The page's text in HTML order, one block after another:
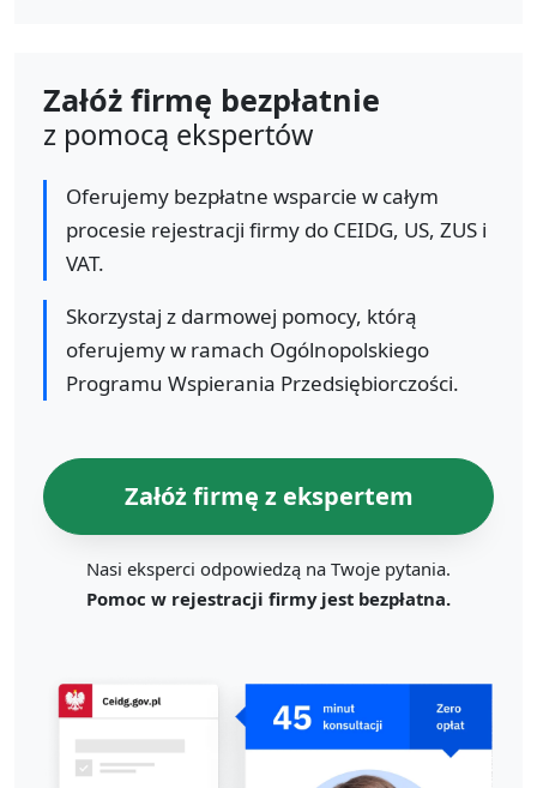
Załóż firmę bezpłatnie
z pomocą ekspertów
Oferujemy bezpłatne wsparcie w całym
procesie rejestracji firmy do CEIDG, US, ZUS i
VAT.
Skorzystaj z darmowej pomocy, którą
oferujemy w ramach Ogólnopolskiego
Programu Wspierania Przedsiębiorczości.
Załóż firmę z ekspertem
Nasi eksperci odpowiedzą na Twoje pytania.
Pomoc w rejestracji firmy jest bezpłatna.